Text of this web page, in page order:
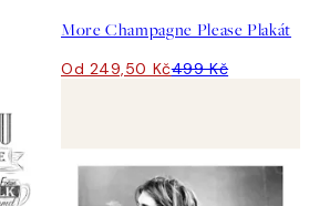
More Champagne Please Plakát
Od 249,50 Kč499 Kč